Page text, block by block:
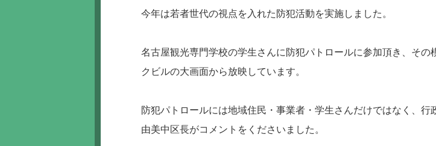
今年は若者世代の視点を入れた防犯活動を実施しました。
名古屋観光専門学校の学生さんに防犯パトロールに参加頂き、そ
クビルの大画面から放映しています。
防犯パトロールには地域住民・事業者・学生さんだけではなく、
由美中区長がコメントをくださいました。